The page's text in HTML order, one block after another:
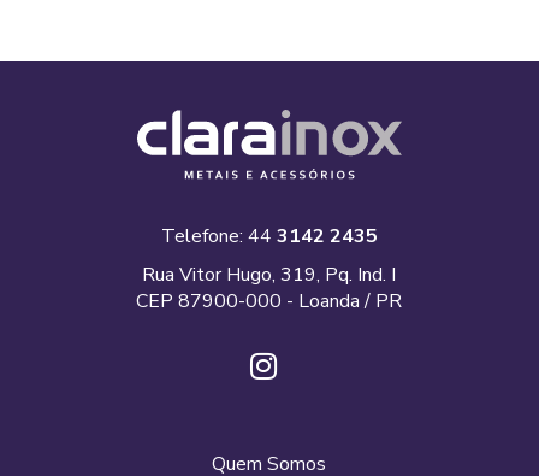
Telefone: 44 3142 2435
Rua Vitor Hugo, 319, Pq. Ind. I
CEP 87900-000 - Loanda / PR
Quem Somos